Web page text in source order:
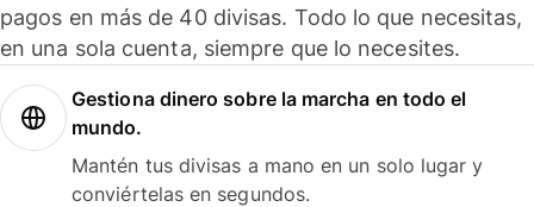
pagos en más de 40 divisas. Todo lo que necesitas,
en una sola cuenta, siempre que lo necesites.
Gestiona dinero sobre la marcha en todo el
mundo.
Mantén tus divisas a mano en un solo lugar y
conviértelas en segundos.